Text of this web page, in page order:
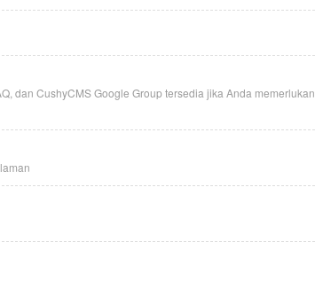
dan CushyCMS Google Group tersedia jika Anda memerlukan